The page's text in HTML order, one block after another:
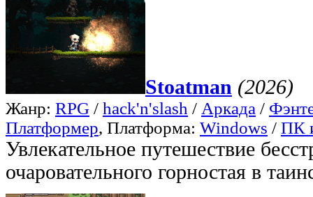
Stoatman (2026)
Жанр: RPG / hack'n'slash / Аркада /
Платформер, Платформа: Windows / ПК
Увлекательное путешествие
очаровательного горностая в